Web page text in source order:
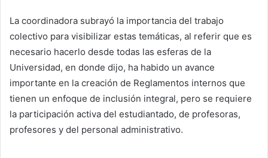
La coordinadora subrayó la importancia del trabajo
colectivo para visibilizar estas temáticas, al referir que es
necesario hacerlo desde todas las esferas de la
Universidad, en donde dijo, ha habido un avance
importante en la creación de Reglamentos internos que
tienen un enfoque de inclusión integral, pero se requiere
la participación activa del estudiantado, de profesoras,
profesores y del personal administrativo.